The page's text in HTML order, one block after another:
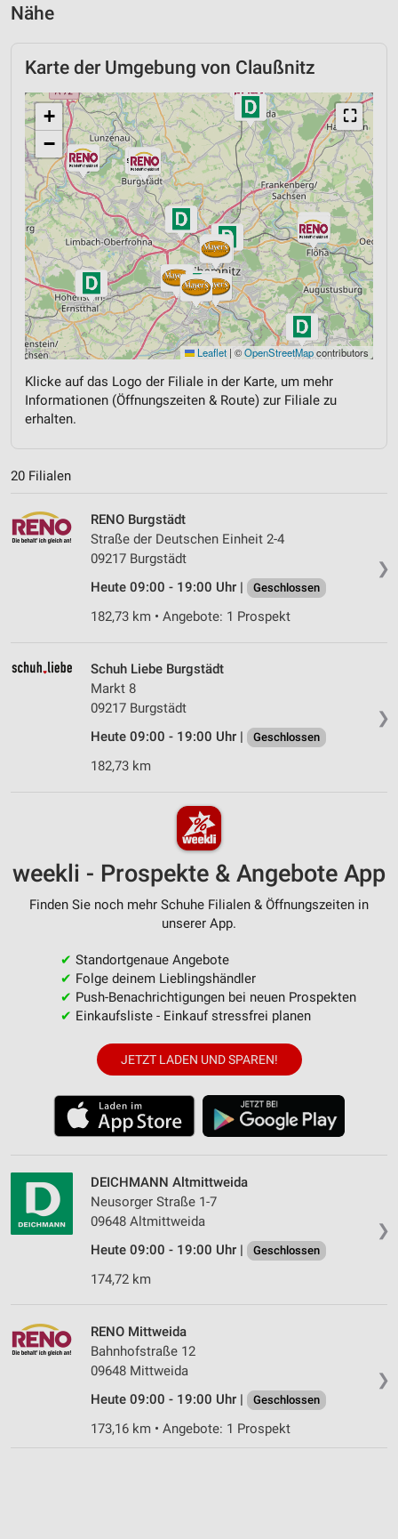
Nähe
Karte der Umgebung von Claußnitz
⛶
+
−
Leaflet | ©OpenStreetMapcontributors
Klicke auf das Logo der Filiale in der Karte, um mehr
Informationen (Öffnungszeiten & Route) zur Filiale zu
erhalten.
20 Filialen
❯
RENO Burgstädt
Straße der Deutschen Einheit 2-4
09217 Burgstädt
Heute 09:00 - 19:00 Uhr |
Geschlossen
182,73 km • Angebote: 1 Prospekt
❯
Schuh Liebe Burgstädt
Markt 8
09217 Burgstädt
Heute 09:00 - 19:00 Uhr |
Geschlossen
182,73 km
weekli - Prospekte & Angebote App
Finden Sie noch mehr Schuhe Filialen & Öffnungszeiten in
unserer App.
✔ Standortgenaue Angebote
✔ Folge deinem Lieblingshändler
✔ Push-Benachrichtigungen bei neuen Prospekten
✔ Einkaufsliste - Einkauf stressfrei planen
JETZT LADEN UND SPAREN!
❯
DEICHMANN Altmittweida
Neusorger Straße 1-7
09648 Altmittweida
Heute 09:00 - 19:00 Uhr |
Geschlossen
174,72 km
❯
RENO Mittweida
Bahnhofstraße 12
09648 Mittweida
Heute 09:00 - 19:00 Uhr |
Geschlossen
173,16 km • Angebote: 1 Prospekt